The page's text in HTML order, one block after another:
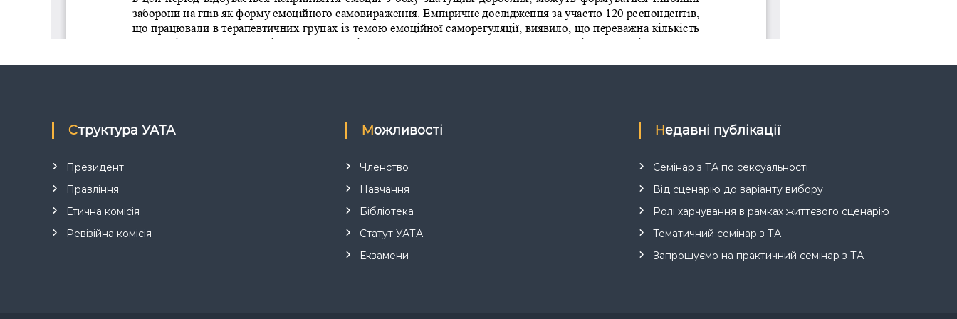
Структура УАТА
Президент
Правління
Етична комісія
Ревізійна комісія
Можливості
Членство
Навчання
Бібліотека
Статут УАТА
Екзамени
Недавні публікації
Семінар з ТА по сексуальності
Від сценарію до варіанту вибору
Ролі харчування в рамках життєвого сценарію
Тематичний семінар з ТА
Запрошуємо на практичний семінар з ТА